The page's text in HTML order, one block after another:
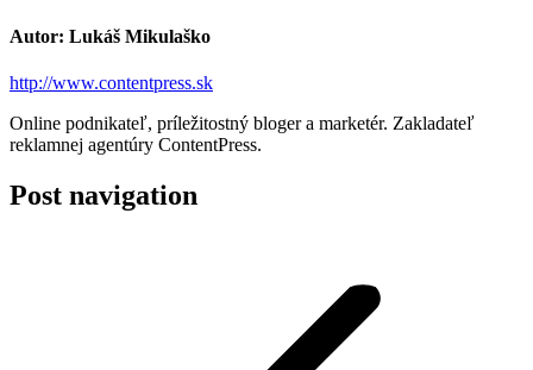
Autor: Lukáš Mikulaško
http://www.contentpress.sk
Online podnikateľ, príležitostný bloger a marketér. Zakladateľ
reklamnej agentúry ContentPress.
Post navigation